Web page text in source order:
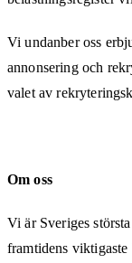
Vi undanber oss
annonsering och
valet av
Om oss
Vi är Sveriges
framtidens